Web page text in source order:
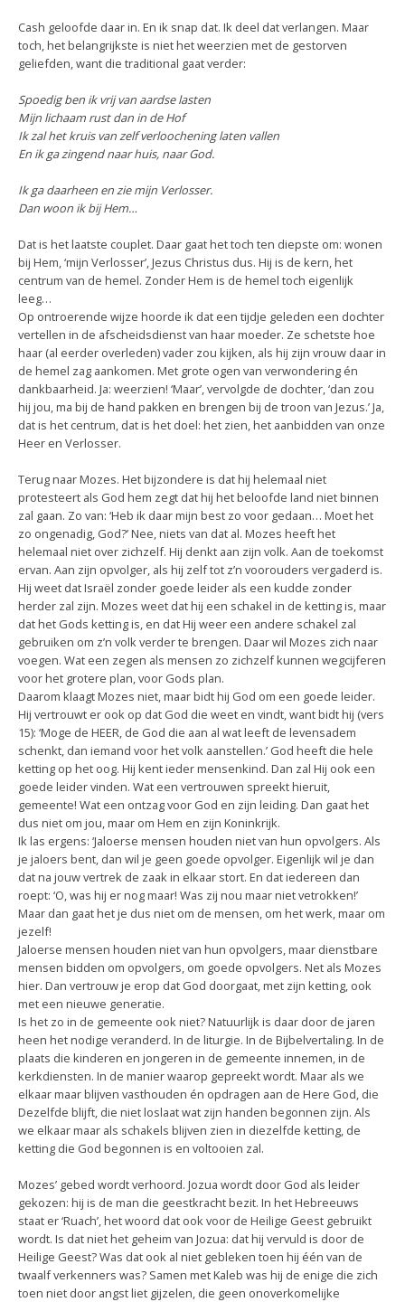
Cash geloofde daar in. En ik snap dat. Ik deel dat verlangen. Maar
toch, het belangrijkste is niet het weerzien met de gestorven
geliefden, want die traditional gaat verder:
Spoedig ben ik vrij van aardse lasten
Mijn lichaam rust dan in de Hof
Ik zal het kruis van zelf verloochening laten vallen
En ik ga zingend naar huis, naar God.
Ik ga daarheen en zie mijn Verlosser.
Dan woon ik bij Hem…
Dat is het laatste couplet. Daar gaat het toch ten diepste om: wonen
bij Hem, ‘mijn Verlosser’, Jezus Christus dus. Hij is de kern, het
centrum van de hemel. Zonder Hem is de hemel toch eigenlijk
leeg…
Op ontroerende wijze hoorde ik dat een tijdje geleden een dochter
vertellen in de afscheidsdienst van haar moeder. Ze schetste hoe
haar (al eerder overleden) vader zou kijken, als hij zijn vrouw daar in
de hemel zag aankomen. Met grote ogen van verwondering én
dankbaarheid. Ja: weerzien! ‘Maar’, vervolgde de dochter, ‘dan zou
hij jou, ma bij de hand pakken en brengen bij de troon van Jezus.’ Ja,
dat is het centrum, dat is het doel: het zien, het aanbidden van onze
Heer en Verlosser.
Terug naar Mozes. Het bijzondere is dat hij helemaal niet
protesteert als God hem zegt dat hij het beloofde land niet binnen
zal gaan. Zo van: ‘Heb ik daar mijn best zo voor gedaan… Moet het
zo ongenadig, God?’ Nee, niets van dat al. Mozes heeft het
helemaal niet over zichzelf. Hij denkt aan zijn volk. Aan de toekomst
ervan. Aan zijn opvolger, als hij zelf tot z’n voorouders vergaderd is.
Hij weet dat Israël zonder goede leider als een kudde zonder
herder zal zijn. Mozes weet dat hij een schakel in de ketting is, maar
dat het Gods ketting is, en dat Hij weer een andere schakel zal
gebruiken om z’n volk verder te brengen. Daar wil Mozes zich naar
voegen. Wat een zegen als mensen zo zichzelf kunnen wegcijferen
voor het grotere plan, voor Gods plan.
Daarom klaagt Mozes niet, maar bidt hij God om een goede leider.
Hij vertrouwt er ook op dat God die weet en vindt, want bidt hij (vers
15): ‘Moge de HEER, de God die aan al wat leeft de levensadem
schenkt, dan iemand voor het volk aanstellen.’ God heeft die hele
ketting op het oog. Hij kent ieder mensenkind. Dan zal Hij ook een
goede leider vinden. Wat een vertrouwen spreekt hieruit,
gemeente! Wat een ontzag voor God en zijn leiding. Dan gaat het
dus niet om jou, maar om Hem en zijn Koninkrijk.
Ik las ergens: ‘Jaloerse mensen houden niet van hun opvolgers. Als
je jaloers bent, dan wil je geen goede opvolger. Eigenlijk wil je dan
dat na jouw vertrek de zaak in elkaar stort. En dat iedereen dan
roept: ‘O, was hij er nog maar! Was zij nou maar niet vetrokken!’
Maar dan gaat het je dus niet om de mensen, om het werk, maar om
jezelf!
Jaloerse mensen houden niet van hun opvolgers, maar dienstbare
mensen bidden om opvolgers, om goede opvolgers. Net als Mozes
hier. Dan vertrouw je erop dat God doorgaat, met zijn ketting, ook
met een nieuwe generatie.
Is het zo in de gemeente ook niet? Natuurlijk is daar door de jaren
heen het nodige veranderd. In de liturgie. In de Bijbelvertaling. In de
plaats die kinderen en jongeren in de gemeente innemen, in de
kerkdiensten. In de manier waarop gepreekt wordt. Maar als we
elkaar maar blijven vasthouden én opdragen aan de Here God, die
Dezelfde blijft, die niet loslaat wat zijn handen begonnen zijn. Als
we elkaar maar als schakels blijven zien in diezelfde ketting, de
ketting die God begonnen is en voltooien zal.
Mozes’ gebed wordt verhoord. Jozua wordt door God als leider
gekozen: hij is de man die geestkracht bezit. In het Hebreeuws
staat er ‘Ruach’, het woord dat ook voor de Heilige Geest gebruikt
wordt. Is dat niet het geheim van Jozua: dat hij vervuld is door de
Heilige Geest? Was dat ook al niet gebleken toen hij één van de
twaalf verkenners was? Samen met Kaleb was hij de enige die zich
toen niet door angst liet gijzelen, die geen onoverkomelijke